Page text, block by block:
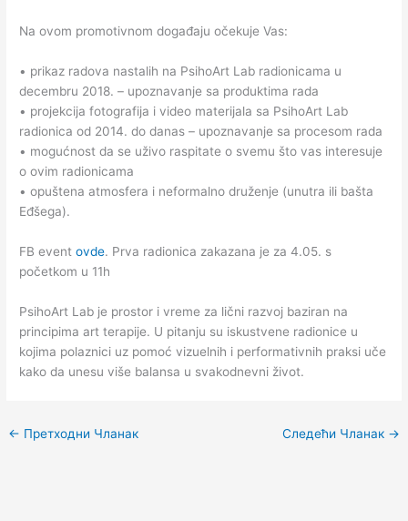
Na ovom promotivnom događaju očekuje Vas:
• prikaz radova nastalih na PsihoArt Lab radionicama u
decembru 2018. – upoznavanje sa produktima rada
• projekcija fotografija i video materijala sa PsihoArt Lab
radionica od 2014. do danas – upoznavanje sa procesom rada
• mogućnost da se uživo raspitate o svemu što vas interesuje
o ovim radionicama
• opuštena atmosfera i neformalno druženje (unutra ili bašta
Eđšega).
FB eventovde. Prva radionica zakazana je za 4.05. s
početkom u 11h
PsihoArt Lab je prostor i vreme za lični razvoj baziran na
principima art terapije. U pitanju su iskustvene radionice u
kojima polaznici uz pomoć vizuelnih i performativnih praksi uče
kako da unesu više balansa u svakodnevni život.
← Претходни Чланак Следећи Чланак →